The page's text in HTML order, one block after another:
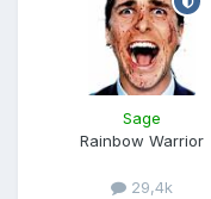
Sage
Rainbow Warrior
29,4k